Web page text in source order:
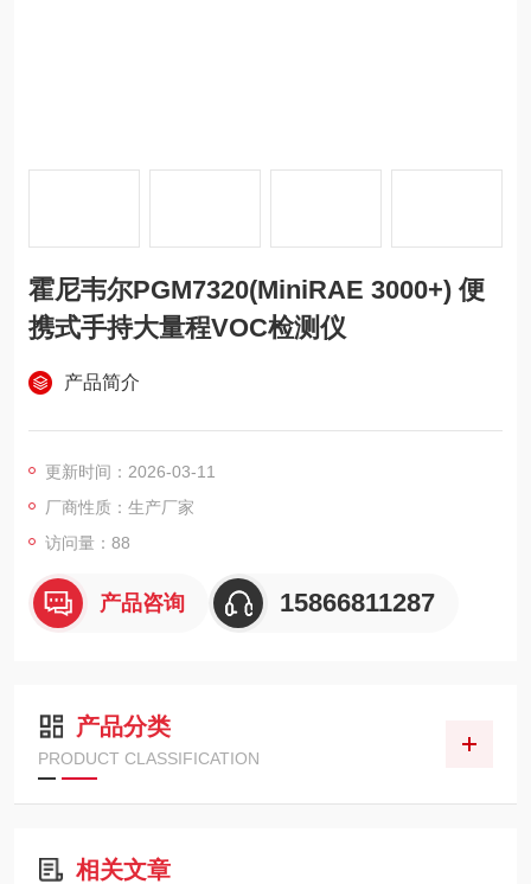
霍尼韦尔PGM7320(MiniRAE 3000+) 便
携式手持大量程VOC检测仪
产品简介
更新时间：2026-03-11
厂商性质：生产厂家
访问量：88
产品咨询 15866811287
产品分类
PRODUCT CLASSIFICATION
相关文章